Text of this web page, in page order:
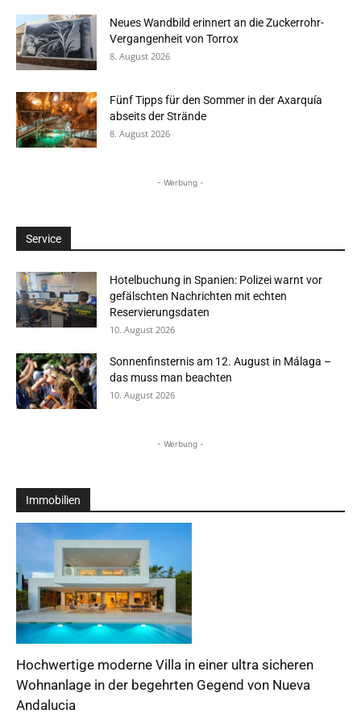
Neues Wandbild erinnert an die Zuckerrohr-
Vergangenheit von Torrox
8. August 2026
Fünf Tipps für den Sommer in der Axarquía
abseits der Strände
8. August 2026
- Werbung -
Service
Hotelbuchung in Spanien: Polizei warnt vor
gefälschten Nachrichten mit echten
Reservierungsdaten
10. August 2026
Sonnenfinsternis am 12. August in Málaga –
das muss man beachten
10. August 2026
- Werbung -
Immobilien
Hochwertige moderne Villa in einer ultra sicheren
Wohnanlage in der begehrten Gegend von Nueva
Andalucia